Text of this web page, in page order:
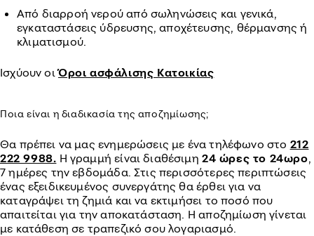
Από διαρροή νερού από σωληνώσεις και γενικά,
εγκαταστάσεις ύδρευσης, αποχέτευσης, θέρμανσης ή
κλιματισμού.
Ισχύουν οιΌροι ασφάλισης Κατοικίας
Ποια είναι η διαδικασία της αποζημίωσης;
Θα πρέπει να μας ενημερώσεις με ένα τηλέφωνο στο 212
222 9988. Η γραμμή είναι διαθέσιμη 24 ώρες το 24ωρο,
7 ημέρες την εβδομάδα. Στις περισσότερες περιπτώσεις
ένας εξειδικευμένος συνεργάτης θα έρθει για να
καταγράψει τη ζημιά και να εκτιμήσει το ποσό που
απαιτείται για την αποκατάσταση. Η αποζημίωση γίνεται
με κατάθεση σε τραπεζικό σου λογαριασμό.